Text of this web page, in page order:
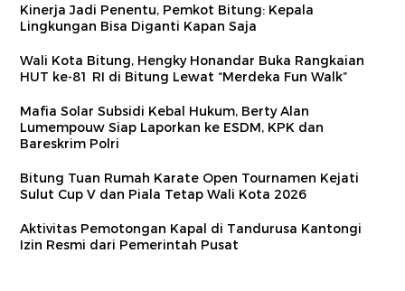
Kinerja Jadi Penentu, Pemkot Bitung: Kepala
Lingkungan Bisa Diganti Kapan Saja
Wali Kota Bitung, Hengky Honandar Buka Rangkaian
HUT ke-81 RI di Bitung Lewat “Merdeka Fun Walk”
Mafia Solar Subsidi Kebal Hukum, Berty Alan
Lumempouw Siap Laporkan ke ESDM, KPK dan
Bareskrim Polri
Bitung Tuan Rumah Karate Open Tournamen Kejati
Sulut Cup V dan Piala Tetap Wali Kota 2026
Aktivitas Pemotongan Kapal di Tandurusa Kantongi
Izin Resmi dari Pemerintah Pusat